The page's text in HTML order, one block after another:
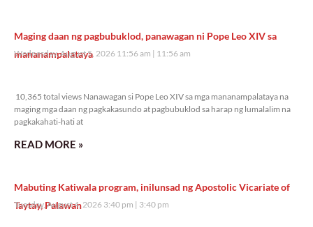
Maging daan ng pagbubuklod, panawagan ni Pope Leo XIV sa
mananampalataya
Wednesday, August 5, 2026 11:56 am 11:56 am
10,365 total views Nanawagan si Pope Leo XIV sa mga mananampalataya na
maging mga daan ng pagkakasundo at pagbubuklod sa harap ng lumalalim na
pagkakahati-hati at
READ MORE »
Mabuting Katiwala program, inilunsad ng Apostolic Vicariate of
Taytay, Palawan
Tuesday, August 4, 2026 3:40 pm 3:40 pm